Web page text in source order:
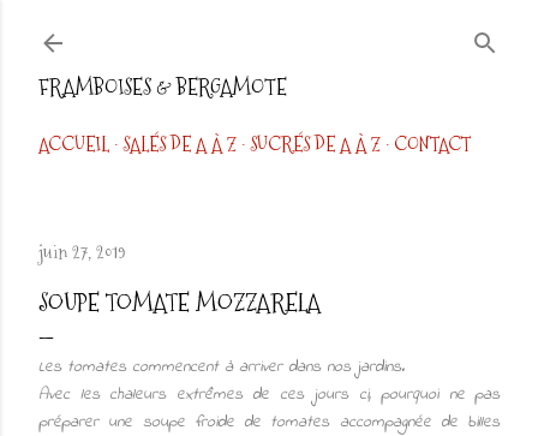
FRAMBOISES & BERGAMOTE
ACCUEIL SALÉS DE A À Z SUCRÉS DE A À Z CONTACT
juin 27, 2019
SOUPE TOMATE MOZZARELA
Les tomates commencent à arriver dans nos jardins.
Avec les chaleurs extrêmes de ces jours ci, pourquoi ne pas
préparer une soupe froide de tomates accompagnée de billes